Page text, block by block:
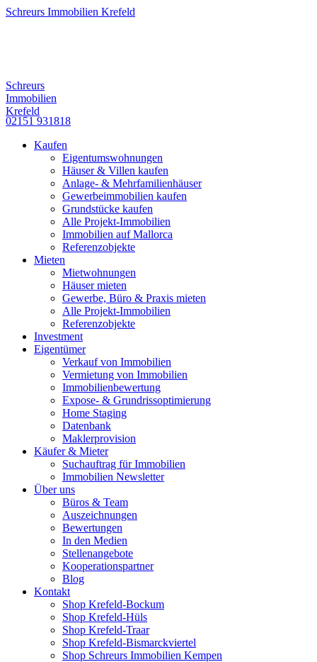
Schreurs Immobilien Krefeld
Schreurs
Immobilien
Krefeld
02151 931818
Kaufen
Eigentumswohnungen
Häuser & Villen kaufen
Anlage- & Mehrfamilienhäuser
Gewerbeimmobilien kaufen
Grundstücke kaufen
Alle Projekt-Immobilien
Immobilien auf Mallorca
Referenzobjekte
Mieten
Mietwohnungen
Häuser mieten
Gewerbe, Büro & Praxis mieten
Alle Projekt-Immobilien
Referenzobjekte
Investment
Eigentümer
Verkauf von Immobilien
Vermietung von Immobilien
Immobilienbewertung
Expose- & Grundrissoptimierung
Home Staging
Datenbank
Maklerprovision
Käufer & Mieter
Suchauftrag für Immobilien
Immobilien Newsletter
Über uns
Büros & Team
Auszeichnungen
Bewertungen
In den Medien
Stellenangebote
Kooperationspartner
Blog
Kontakt
Shop Krefeld-Bockum
Shop Krefeld-Hüls
Shop Krefeld-Traar
Shop Krefeld-Bismarckviertel
Shop Schreurs Immobilien Kempen